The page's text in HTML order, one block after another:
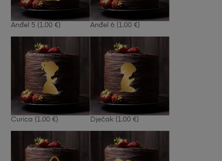
Anđel 5 (1.00 €) Anđel 6 (1.00 €)
Curica (1.00 €) Dječak (1.00 €)